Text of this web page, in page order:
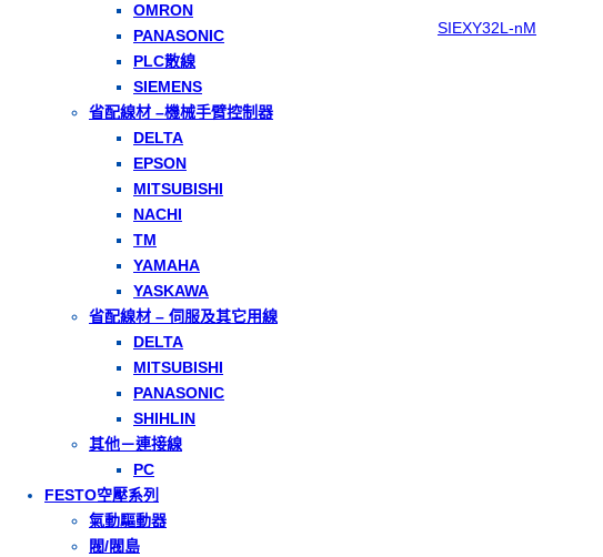
OMRON
PANASONIC
PLC散線
SIEMENS
省配線材 –機械手臂控制器
DELTA
EPSON
MITSUBISHI
NACHI
TM
YAMAHA
YASKAWA
省配線材 – 伺服及其它用線
DELTA
MITSUBISHI
PANASONIC
SHIHLIN
其他－連接線
PC
FESTO空壓系列
氣動驅動器
閥/閥島
SIEXY32L-nM